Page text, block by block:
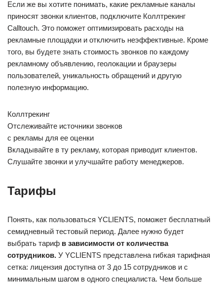
Если же вы хотите понимать, какие рекламные каналы
приносят звонки клиентов, подключите Коллтрекинг
Calltouch. Это поможет оптимизировать расходы на
рекламные площадки и отключить неэффективные. Кроме
того, вы будете знать стоимость звонков по каждому
рекламному объявлению, геолокации и браузеры
пользователей, уникальность обращений и другую
полезную информацию.
Коллтрекинг
Отслеживайте источники звонков
с рекламы для ее оценки
Вкладывайте в ту рекламу, которая приводит клиентов.
Слушайте звонки и улучшайте работу менеджеров.
Тарифы
Понять, как пользоваться YCLIENTS, поможет бесплатный
семидневный тестовый период. Далее нужно будет
выбрать тариф в зависимости от количества
сотрудников. У YCLIENTS представлена гибкая тарифная
сетка: лицензия доступна от 3 до 15 сотрудников и с
минимальным шагом в одного специалиста. Чем больше